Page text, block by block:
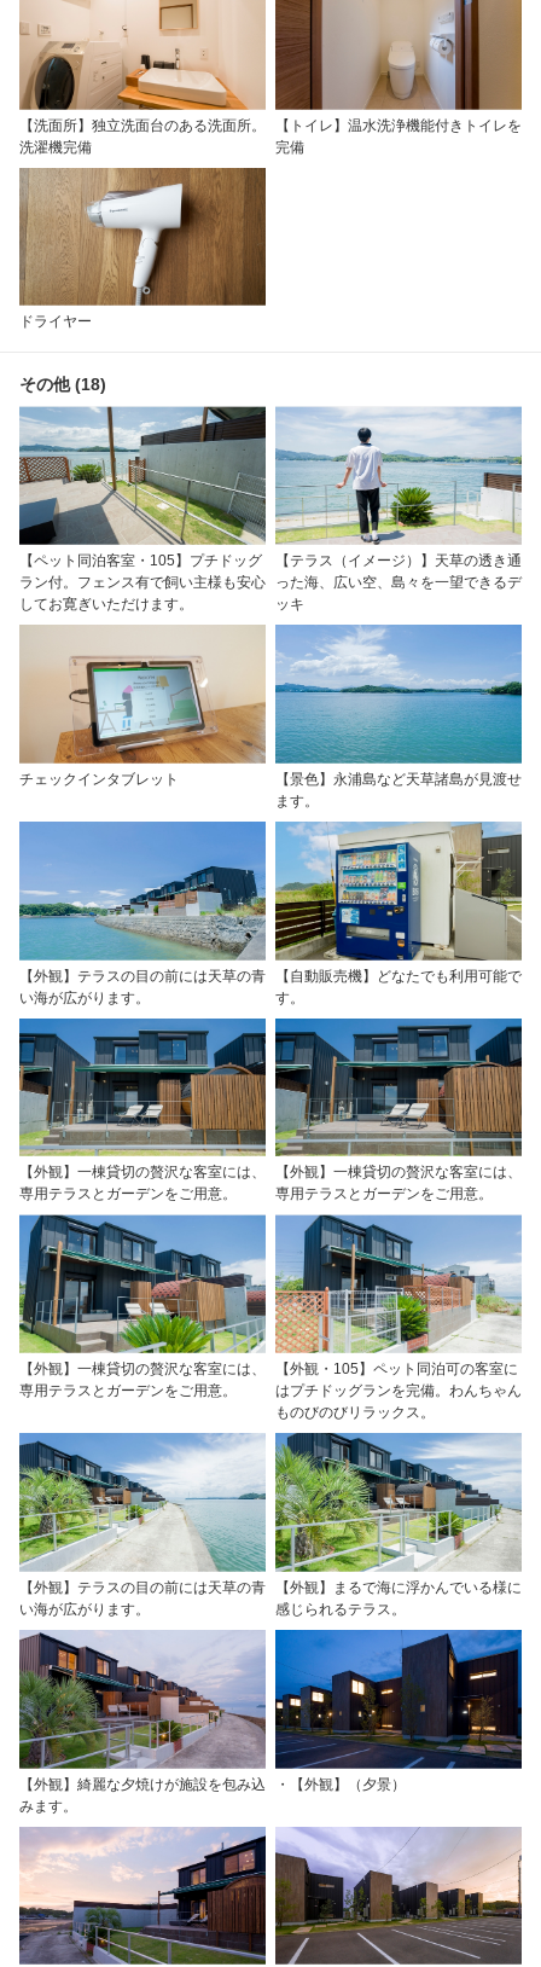
【洗面所】独立洗面台のある洗面所。
洗濯機完備
【トイレ】温水洗浄機能付きトイレを
完備
ドライヤー
その他 (18)
【ペット同泊客室・105】プチドッグ
ラン付。フェンス有で飼い主様も安心
してお寛ぎいただけます。
【テラス（イメージ）】天草の透き通
った海、広い空、島々を一望できるデ
ッキ
チェックインタブレット
【景色】永浦島など天草諸島が見渡せ
ます。
【外観】テラスの目の前には天草の青
い海が広がります。
【自動販売機】どなたでも利用可能で
す。
【外観】一棟貸切の贅沢な客室には、
専用テラスとガーデンをご用意。
【外観】一棟貸切の贅沢な客室には、
専用テラスとガーデンをご用意。
【外観】一棟貸切の贅沢な客室には、
専用テラスとガーデンをご用意。
【外観・105】ペット同泊可の客室に
はプチドッグランを完備。わんちゃん
ものびのびリラックス。
【外観】テラスの目の前には天草の青
い海が広がります。
【外観】まるで海に浮かんでいる様に
感じられるテラス。
【外観】綺麗な夕焼けが施設を包み込
みます。
・【外観】（夕景）